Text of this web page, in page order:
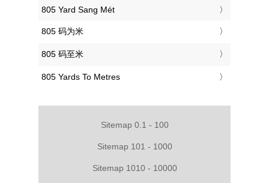
‎805 Yard Sang Mét
‎805 码为米
‎805 码至米
‎805 Yards To Metres
Sitemap 0.1 - 100
Sitemap 101 - 1000
Sitemap 1010 - 10000